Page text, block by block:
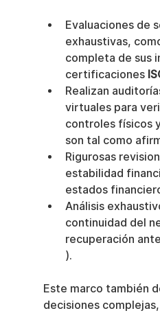
Evaluaciones de
exhaustivas,
completa de sus
certificaciones
Realizan
virtuales para
controles físicos
son tal como
Rigurosas
estabilidad
estados
Análisis
continuidad del
recuperación
).
Este marco también
decisiones